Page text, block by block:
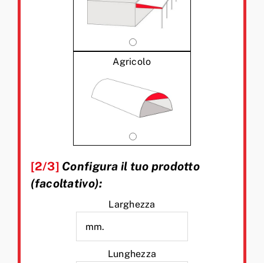
Agricolo
[2/3] Configura il tuo prodotto
(facoltativo):
Larghezza
Lunghezza